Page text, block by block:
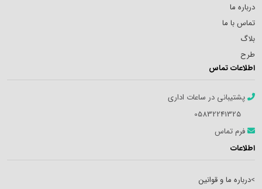
درباره ما
تماس با ما
بلاگ
طرح
اطلاعات تماس
پشتیبانی در ساعات اداری
05832241325
فرم تماس
اطلاعات
>درباره ما و قوانین